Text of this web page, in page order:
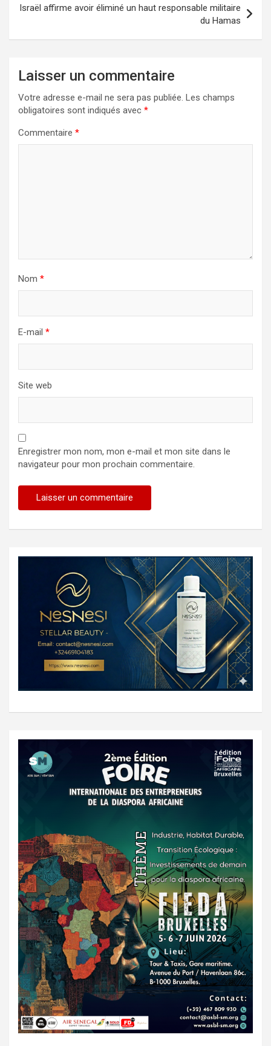
Israël affirme avoir éliminé un haut responsable militaire
du Hamas
Laisser un commentaire
Votre adresse e-mail ne sera pas publiée. Les champs
obligatoires sont indiqués avec *
Commentaire *
Nom *
E-mail *
Site web
Enregistrer mon nom, mon e-mail et mon site dans le
navigateur pour mon prochain commentaire.